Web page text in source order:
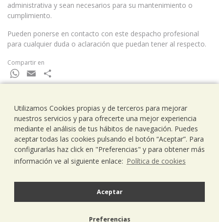
administrativa y sean necesarios para su mantenimiento o
cumplimiento.
Pueden ponerse en contacto con este despacho profesional
para cualquier duda o aclaración que puedan tener al respecto.
Compartir en
WhatsApp
Email
Ramells Ramoneda
Assessors - Consultors
C/ Balmes 203, 1º 1ª
08006 Barcelona
T..93 238 79 26
política de privacidad política de cookies
Utilizamos Cookies propias y de terceros para mejorar
nuestros servicios y para ofrecerte una mejor experiencia
mediante el análisis de tus hábitos de navegación. Puedes
aceptar todas las cookies pulsando el botón “Aceptar”. Para
configurarlas haz click en "Preferencias" y para obtener más
información ve al siguiente enlace: Política de cookies
Aceptar
Preferencias